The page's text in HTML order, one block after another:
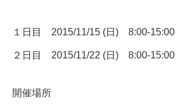
１日目 2015/11/15 (日) 8:00-15:00
２日目 2015/11/22 (日) 8:00-15:00
開催場所